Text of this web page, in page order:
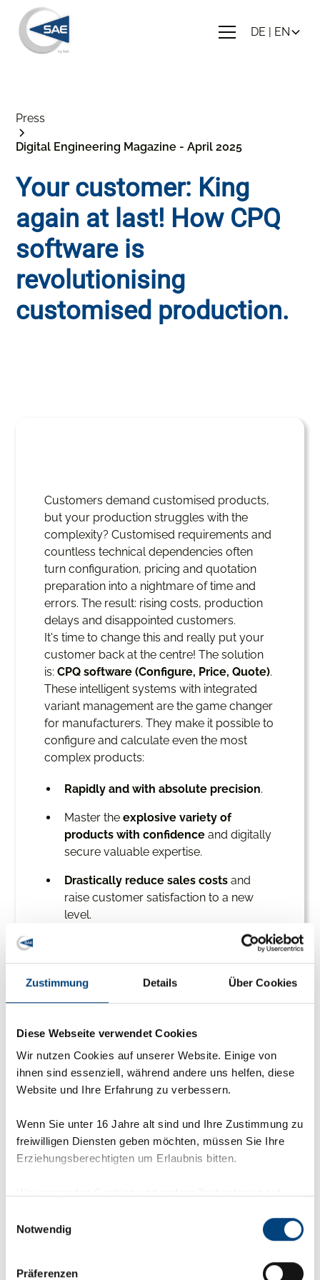
Zustimmung Details Über Cookies
Diese Webseite verwendet Cookies
Wir nutzen Cookies auf unserer Website. Einige von
ihnen sind essenziell, während andere uns helfen, diese
Website und Ihre Erfahrung zu verbessern.
Wenn Sie unter 16 Jahre alt sind und Ihre Zustimmung zu
freiwilligen Diensten geben möchten, müssen Sie Ihre
Erziehungsberechtigten um Erlaubnis bitten.
während andere uns helfen, diese Webseite und Ihre
Erfahrung zu verbessern. Personenbezogene Daten
können verarbeitet werden (z. B. IP-Adressen), z. B. für
Notwendig
Präferenzen
DE | EN
Press
Digital Engineering Magazine - April 2025
Your customer: King
again at last! How CPQ
software is
revolutionising
customised production.
Customers demand customised products,
but your production struggles with the
complexity? Customised requirements and
countless technical dependencies often
turn configuration, pricing and quotation
preparation into a nightmare of time and
errors. The result: rising costs, production
delays and disappointed customers.
It's time to change this and really put your
customer back at the centre! The solution
is:CPQ software (Configure, Price, Quote).
These intelligent systems with integrated
variant management are the game changer
for manufacturers. They make it possible to
configure and calculate even the most
complex products:
Rapidly and with absolute precision.
Master theexplosive variety of
products with confidence and digitally
secure valuable expertise.
Drastically reduce sales costs and
raise customer satisfaction to a new
level.
CPQ software is far more than just a tool - it
is your key to real competitiveness and a
powerful engine for the digital
Want to see how it works? Find out all the
criteria for the right software and the
ground-breaking benefits of CPQ!
make your customer king again for good!